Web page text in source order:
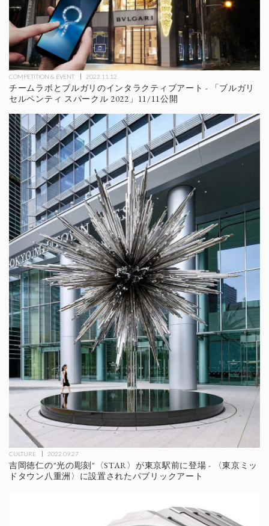
COMPETITION & EVENT 2022.11.12
チームラボとブルガリのインタラクティブアート - 「ブルガリ
セルペンティ スパークル 2022」11/11公開
CULTURE 2022.09.27
吉岡徳仁の"光の彫刻"〈STAR〉が東京駅前に登場 - 〈東京ミッ
ドタウン八重洲〉に設置されたパブリックアート